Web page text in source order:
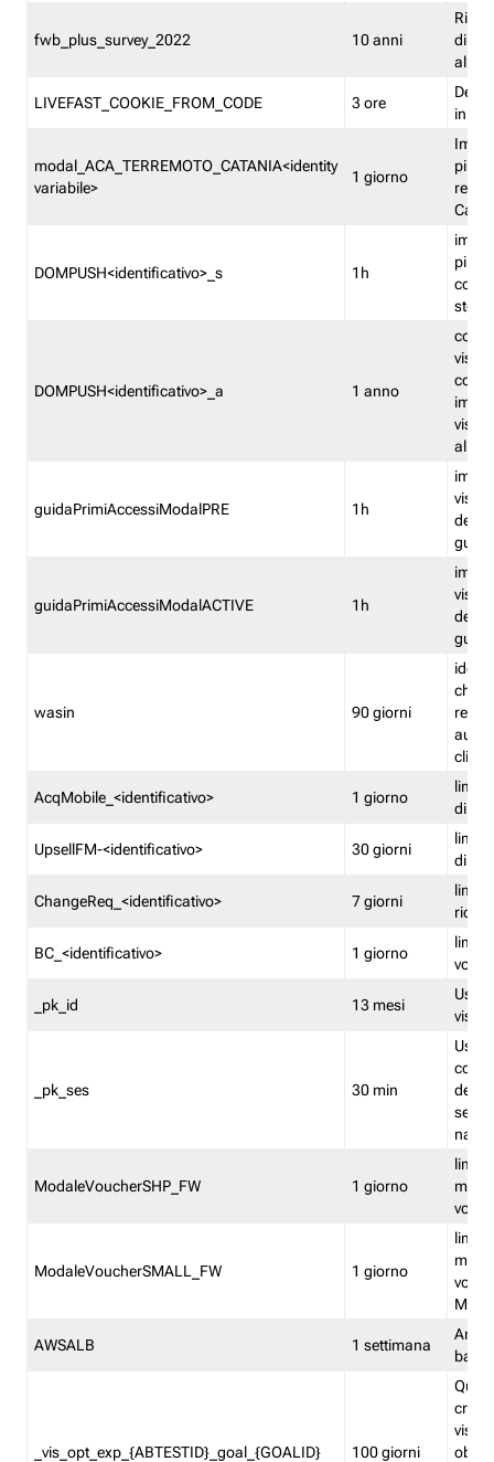
fwb_plus_survey_2022 10 anni
di
LIVEFAST_COOKIE_FROM_CODE 3 ore
in
modal_ACA_TERREMOTO_CATANIA<identity
variabile>
1 giorno
più
DOMPUSH<identificativo>_s 1h
più
DOMPUSH<identificativo>_a 1 anno
guidaPrimiAccessiModalPRE 1h
della
guidaPrimiAccessiModalACTIVE 1h
della
wasin 90 giorni
che
rete
clienti
AcqMobile_<identificativo> 1 giorno
limita
di
UpsellFM-<identificativo> 30 giorni
limita
di
ChangeReq_<identificativo> 7 giorni
limita
BC_<identificativo> 1 giorno
limita
_pk_id 13 mesi
_pk_ses 30 min
ModaleVoucherSHP_FW 1 giorno
ModaleVoucherSMALL_FW 1 giorno
AWSALB 1 settimana
_vis_opt_exp_{ABTESTID}_goal_{GOALID} 100 giorni